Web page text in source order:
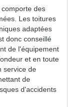
des
Les toitures
adaptées
donc conseillé
de l'équipement
et en toute
service de
de
d'accidents